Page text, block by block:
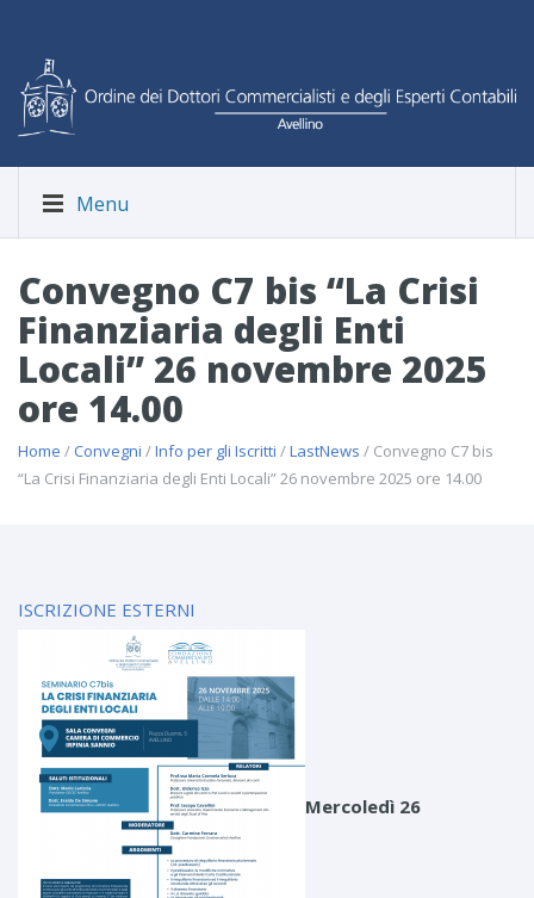
Menu
Convegno C7 bis “La Crisi
Finanziaria degli Enti
Locali” 26 novembre 2025
ore 14.00
Home / Convegni /Info per gli Iscritti /LastNews / Convegno C7 bis
“La Crisi Finanziaria degli Enti Locali” 26 novembre 2025 ore 14.00
ISCRIZIONE ESTERNI
Mercoledì 26